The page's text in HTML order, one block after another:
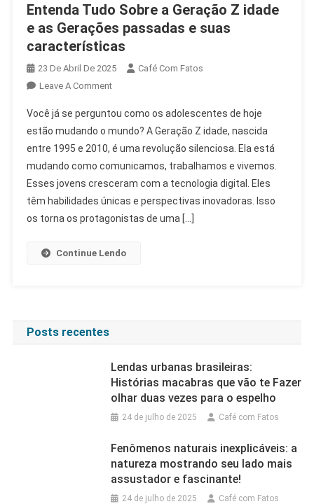
Entenda Tudo Sobre a Geração Z idade
e as Gerações passadas e suas
características
23 De Abril De 2025
Café Com Fatos
Leave A CommentOn
Tudo
Sobre
A
Geração
Z
Idade
Você já se perguntou como os adolescentes de hoje
estão mudando o mundo? A Geração Z idade, nascida
entre 1995 e 2010, é uma revolução silenciosa. Ela está
mudando como comunicamos, trabalhamos e vivemos.
Esses jovens cresceram com a tecnologia digital. Eles
têm habilidades únicas e perspectivas inovadoras. Isso
os torna os protagonistas de uma […]
Continue Lendo
Posts recentes
Lendas urbanas brasileiras:
Histórias macabras que vão te Fazer
olhar duas vezes para o espelho
24 de julho de 2025 Café com Fatos
Fenômenos naturais inexplicáveis: a
natureza mostrando seu lado mais
assustador e fascinante!
24 de julho de 2025 Café com Fatos